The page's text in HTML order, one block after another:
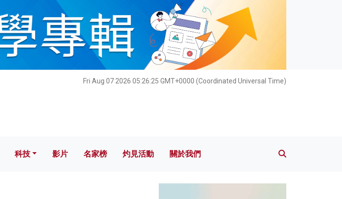
Fri Aug 07 2026 05:26:26 GMT+0000 (Coordinated Universal Time)
科技 影片 名家榜 灼見活動 關於我們
科技 影片 名家榜 灼見活動 關於我們